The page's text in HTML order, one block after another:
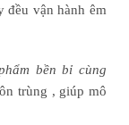
đều vận hành êm
bền bỉ cùng
trùng , giúp mô